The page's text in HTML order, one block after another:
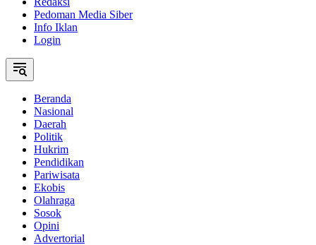
Pedoman Media Siber
Info Iklan
Login
Beranda
Nasional
Daerah
Politik
Hukrim
Pendidikan
Pariwisata
Ekobis
Olahraga
Sosok
Opini
Advertorial